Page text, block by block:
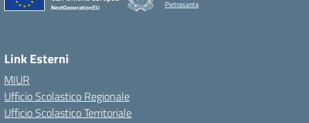
Pietrasanta
Link Esterni
MIUR
Ufficio Scolastico Regionale
Ufficio Scolastico Territoriale